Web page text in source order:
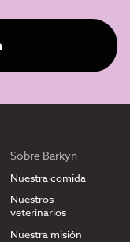
Sobre Barkyn
Nuestra comida
Nuestros
veterinarios
Nuestra misión